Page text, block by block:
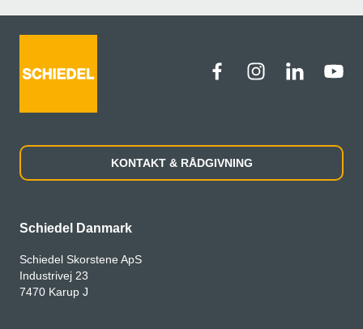
KONTAKT & RÅDGIVNING
Schiedel Danmark
Schiedel Skorstene ApS
Industrivej 23
7470 Karup J